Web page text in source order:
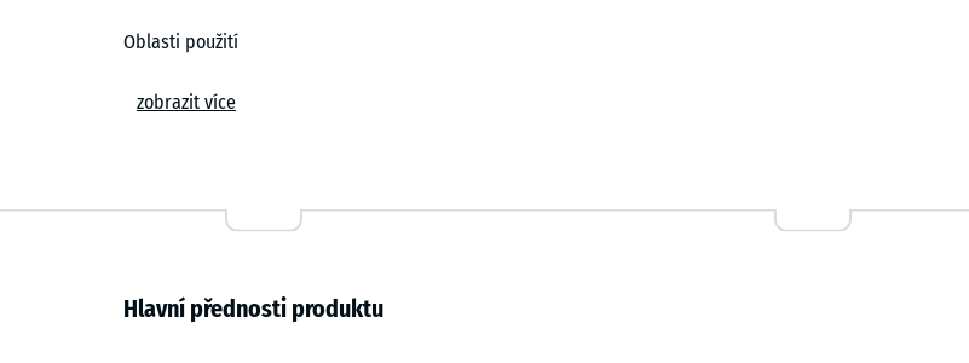
Oblasti použití
Dopadová dlažba o tloušťce 4 cm chrání děti před úrazy z pádu pod herními prvky střední výšky –
podlahou.
Dopadová dlažba je tvořena dvěma vrstvami. Elastická funkční vrstva z pryžového granulátu ELT
zobrazit více
Hlavní přednosti produktu